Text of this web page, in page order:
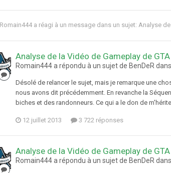
Romain444a réagi à un message dans un sujet: Analyse
Analyse de la Vidéo de Gameplay de
Romain444 a répondu à un sujet de BenDeR dans
Désolé de relancer le sujet, mais je remarque une
nous avons dit précédemment. En revanche la
biches et des randonneurs. Ce qui a le don de
12 juillet 2013 3 722 réponses
Analyse de la Vidéo de Gameplay de
Romain444 a répondu à un sujet de BenDeR dans